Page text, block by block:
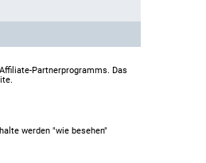
Partnerprogramms. Das
werden "wie besehen"